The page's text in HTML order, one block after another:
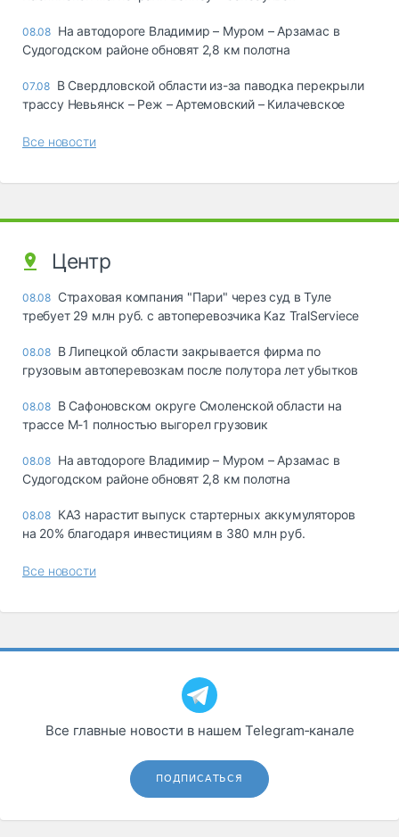
08.08 На автодороге Владимир – Муром – Арзамас в
Судогодском районе обновят 2,8 км полотна
07.08 В Свердловской области из-за паводка перекрыли
трассу Невьянск – Реж – Артемовский – Килачевское
Все новости
Центр
08.08 Страховая компания "Пари" через суд в Туле
требует 29 млн руб. с автоперевозчика Kaz TralServiece
08.08 В Липецкой области закрывается фирма по
грузовым автоперевозкам после полутора лет убытков
08.08 В Сафоновском округе Смоленской области на
трассе М-1 полностью выгорел грузовик
08.08 На автодороге Владимир – Муром – Арзамас в
Судогодском районе обновят 2,8 км полотна
08.08 КАЗ нарастит выпуск стартерных аккумуляторов
на 20% благодаря инвестициям в 380 млн руб.
Все новости
Все главные новости в нашем Telegram‑канале
ПОДПИСАТЬСЯ